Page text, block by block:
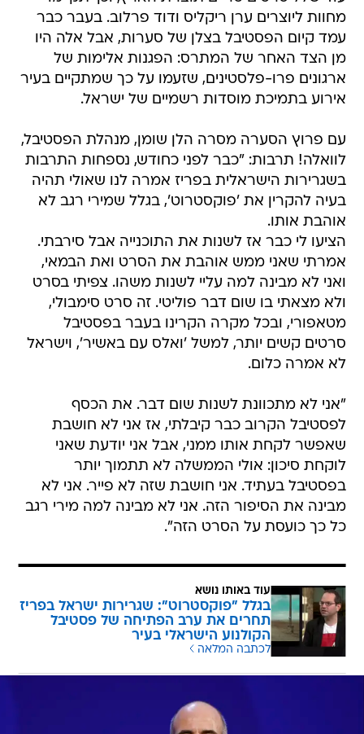
מחוות ליוצרים ערן ריקליס ודוד פרלוב. בעבר כבר
עמד קיום הפסטיבל בצלן של סערות, אבל אלה היו
מן הצד האחר של המתרס: הפגנות אלימות של
ארגונים פרו-פלסטינים, שזעמו על כך שמתקיים בעיר
אירוע בתמיכת מוסדות רשמיים של ישראל.
עם פרוץ הסערה מסרה הלן שומן, מנהלת הפסטיבל,
לוואלה! תרבות: "כבר לפני כחודש, נספחות התרבות
בשגרירות הישראלית בפריז אמרה לנו שאולי תהיה
בעיה להקרין את 'פוקסטרוט', בגלל שמירי רגב לא
אוהבת אותו.
הציעו לי כבר אז לשנות את התוכנייה אבל סירבתי.
אמרתי שאני ממש אוהבת את הסרט ואת הבמאי,
ואני לא מבינה למה עליי לשנות משהו. צפיתי בסרט
ולא מצאתי בו שום דבר פוליטי. זה סרט סימבולי,
מטאפורי, ובכל מקרה הקרינו בעבר בפסטיבל
סרטים קשים יותר, למשל 'ואלס עם באשיר', וישראל
לא אמרה כלום.
"אני לא מתכוונת לשנות שום דבר. את הכסף
לפסטיבל הקרוב כבר קיבלתי, אז אני לא חושבת
שאפשר לקחת אותו ממני, אבל אני יודעת שאני
לוקחת סיכון: אולי הממשלה לא תתמוך יותר
בפסטיבל בעתיד. אני חושבת שזה לא פייר. אני לא
מבינה את הסיפור הזה. אני לא מבינה למה מירי רגב
כל כך כועסת על הסרט הזה".
עוד באותו נושא
בגלל "פוקסטרוט": שגרירות ישראל בפריז
תחרים את ערב הפתיחה של פסטיבל
הקולנוע הישראלי בעיר
לכתבה המלאה